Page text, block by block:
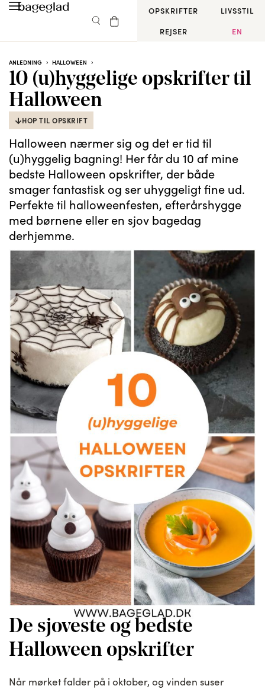
OPSKRIFTER
LIVSSTIL
REJSER
EN
ANLEDNING HALLOWEEN
10 (u)hyggelige opskrifter til
Halloween
HOP TIL OPSKRIFT
Halloween nærmer sig og det er tid til
(u)hyggelig bagning! Her får du 10 af mine
bedste Halloween opskrifter, der både
smager fantastisk og ser uhyggeligt fine ud.
Perfekte til halloweenfesten, efterårshygge
med børnene eller en sjov bagedag
derhjemme.
De sjoveste og bedste
Halloween opskrifter
Når mørket falder på i oktober, og vinden suser